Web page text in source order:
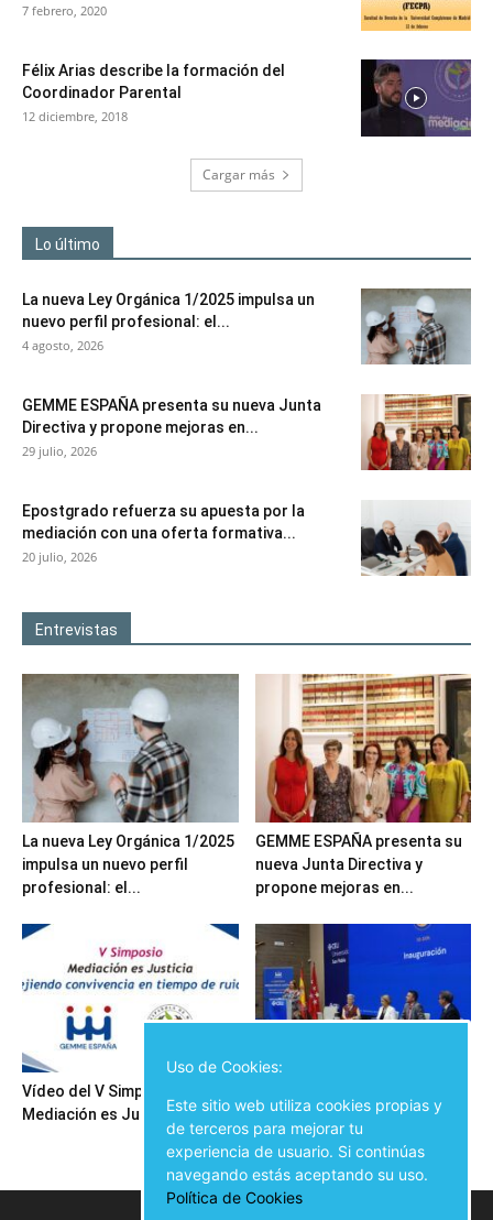
7 febrero, 2020
Félix Arias describe la formación del
Coordinador Parental
12 diciembre, 2018
Cargar más
Lo último
La nueva Ley Orgánica 1/2025 impulsa un
nuevo perfil profesional: el...
4 agosto, 2026
GEMME ESPAÑA presenta su nueva Junta
Directiva y propone mejoras en...
29 julio, 2026
Epostgrado refuerza su apuesta por la
mediación con una oferta formativa...
20 julio, 2026
Entrevistas
La nueva Ley Orgánica 1/2025
impulsa un nuevo perfil
profesional: el...
GEMME ESPAÑA presenta su
nueva Junta Directiva y
propone mejoras en...
Vídeo del V Simposio
Mediación es Justicia
Mediación es Justicia
Uso de Cookies:
Este sitio web utiliza cookies propias y
de terceros para mejorar tu
experiencia de usuario. Si continúas
navegando estás aceptando su uso.
Política de Cookies